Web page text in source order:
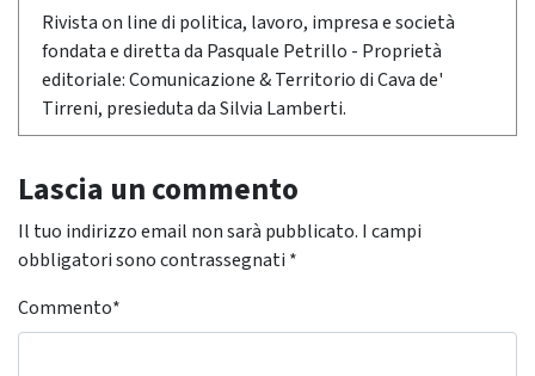
Rivista on line di politica, lavoro, impresa e società
fondata e diretta da Pasquale Petrillo - Proprietà
editoriale: Comunicazione & Territorio di Cava de'
Tirreni, presieduta da Silvia Lamberti.
Lascia un commento
Il tuo indirizzo email non sarà pubblicato. I campi
obbligatori sono contrassegnati *
Commento*